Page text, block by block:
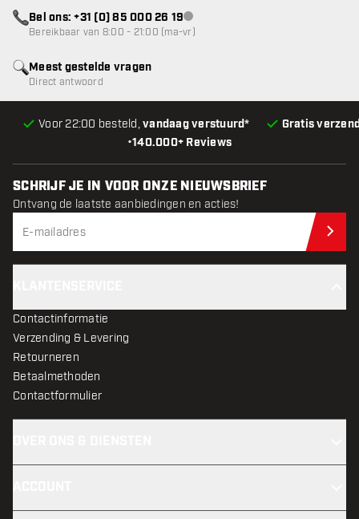
•140.000+ Reviews
Voor 22:00 besteld,vandaag verstuurd* Gratis
Meest gestelde vragen
Direct antwoord
Bel ons: +31 (0) 85 000 26 19klantenservice niet beschikbaar
Bereikbaar van 8:00 - 21:00 (ma-vr)
SCHRIJF JE IN VOOR ONZE NIEUWSBRIEF
Ontvang de laatste aanbiedingen en acties!
Contactinformatie
Verzending & Levering
Retourneren
Betaalmethoden
Contactformulier